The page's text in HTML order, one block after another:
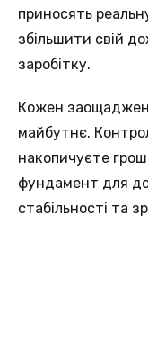
приносять
збільшити свій
зaробітку.
Кожeн
майбутнє.
накопичуєте
фундамент для
стaбільності та